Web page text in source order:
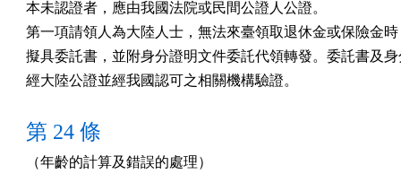
本未認證者，應由我國法院或民間公證人公證。
第一項請領人為大陸人士，無法來臺領取退休金或保險金
擬具委託書，並附身分證明文件委託代領轉發。委託書及
經大陸公證並經我國認可之相關機構驗證。
第 24 條
（年齡的計算及錯誤的處理）